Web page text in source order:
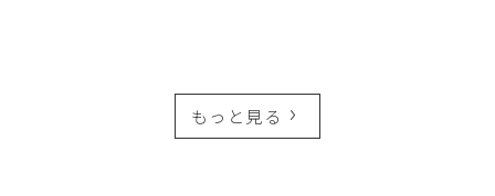
もっと見る